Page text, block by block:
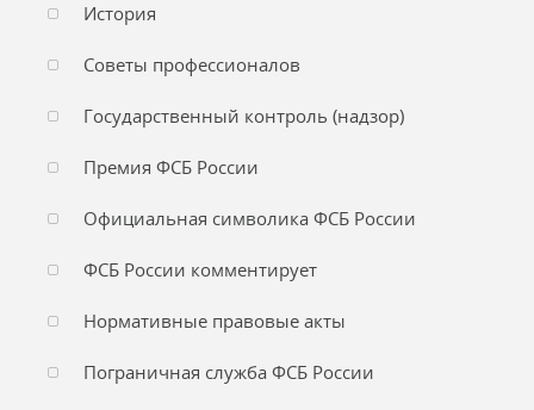
История
Советы профессионалов
Государственный контроль (надзор)
Премия ФСБ России
Официальная символика ФСБ России
ФСБ России комментирует
Нормативные правовые акты
Пограничная служба ФСБ России